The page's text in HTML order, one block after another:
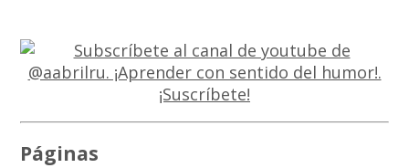
Páginas